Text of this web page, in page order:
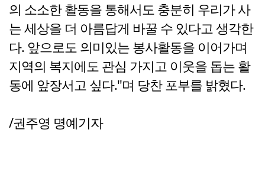
의 소소한 활동을 통해서도 충분히 우리가 사
는 세상을 더 아름답게 바꿀 수 있다고 생각한
다. 앞으로도 의미있는 봉사활동을 이어가며
지역의 복지에도 관심 가지고 이웃을 돕는 활
동에 앞장서고 싶다."며 당찬 포부를 밝혔다.
/권주영 명예기자